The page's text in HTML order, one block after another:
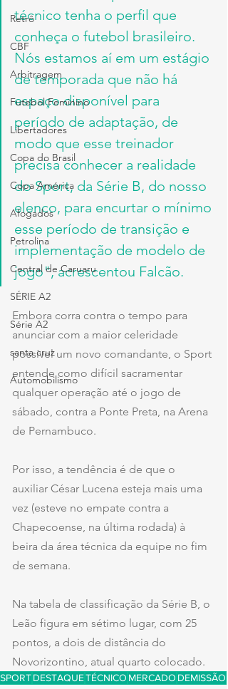
Retrô
CBF
Arbitragem
Futebol Feminino
Libertadores
Copa do Brasil
Copa América
Afogados
Petrolina
Central de Caruaru
SÉRIE A2
Série A2
santa cruz
Automobilismo
técnico tenha o perfil que
conheça o futebol brasileiro.
Nós estamos aí em um estágio
de temporada que não há
espaço disponível para
período de adaptação, de
modo que esse treinador
precisa conhecer a realidade
do Sport, da Série B, do nosso
elenco, para encurtar o mínimo
esse período de transição e
implementação de modelo de
jogo", acrescentou Falcão.
Embora corra contra o tempo para
anunciar com a maior celeridade
possível um novo comandante, o Sport
entende como difícil sacramentar
qualquer operação até o jogo de
sábado, contra a Ponte Preta, na Arena
de Pernambuco.
Por isso, a tendência é de que o
auxiliar César Lucena esteja mais uma
vez (esteve no empate contra a
Chapecoense, na última rodada) à
beira da área técnica da equipe no fim
de semana.
Na tabela de classificação da Série B, o
Leão figura em sétimo lugar, com 25
pontos, a dois de distância do
Novorizontino, atual quarto colocado.
SPORTDESTAQUETÉCNICO MERCADO DEMISSÃO